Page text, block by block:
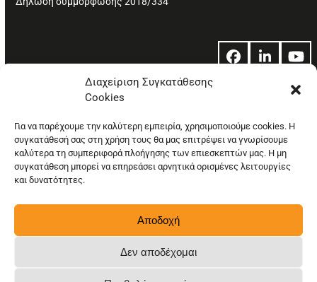
Διαχείριση Συγκατάθεσης
Cookies
Για να παρέχουμε την καλύτερη εμπειρία, χρησιμοποιούμε cookies. Η
συγκατάθεσή σας στη χρήση τους θα μας επιτρέψει να γνωρίσουμε
καλύτερα τη συμπεριφορά πλοήγησης των επιεσκεπτών μας. Η μη
συγκατάθεση μπορεί να επηρεάσει αρνητικά ορισμένες λειτουργίες
και δυνατότητες.
Αποδοχή
Δεν αποδέχομαι
Facebook
LinkedIn
© Copyright: Ethos Media S.A.